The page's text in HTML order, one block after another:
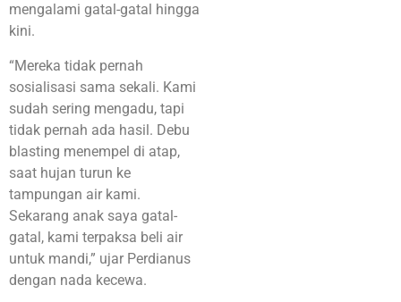
mengalami gatal-gatal hingga
kini.
“Mereka tidak pernah
sosialisasi sama sekali. Kami
sudah sering mengadu, tapi
tidak pernah ada hasil. Debu
blasting menempel di atap,
saat hujan turun ke
tampungan air kami.
Sekarang anak saya gatal-
gatal, kami terpaksa beli air
untuk mandi,” ujar Perdianus
dengan nada kecewa.